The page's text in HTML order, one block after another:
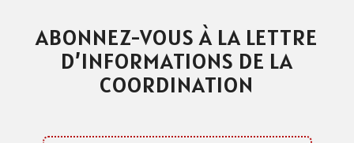
ABONNEZ-VOUS À LA LETTRE
D’INFORMATIONS DE LA
COORDINATION